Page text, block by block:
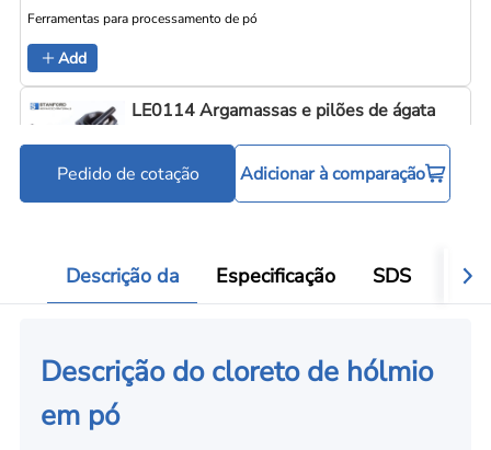
Ferramentas para processamento de pó
Add
LE0114 Argamassas e pilões de ágata
Pedido de cotação Adicionar à comparação
Descrição da Especificação SDS
Descrição do cloreto de hólmio
em pó